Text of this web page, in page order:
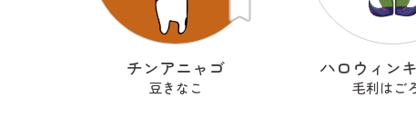
チンアニャゴ
豆きなこ
ハロウィン
毛利はご